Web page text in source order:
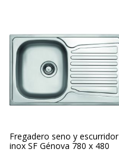
Fregadero seno y escurridor
inox SF Génova 780 x 480